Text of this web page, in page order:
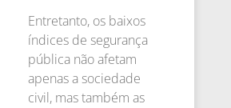
Entretanto, os baixos
índices de segurança
pública não afetam
apenas a sociedade
civil, mas também as